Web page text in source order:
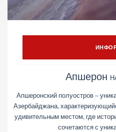
Апшерон
Апшеронский полуостров –
Азербайджана,
удивительным местом, где
сочетаются с